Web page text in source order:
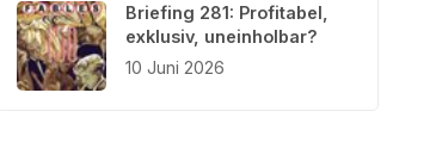
Briefing 281: Profitabel,
exklusiv, uneinholbar?
10 Juni 2026